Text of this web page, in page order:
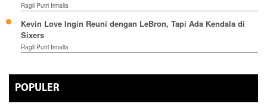
Ragil Putri Irmalia
Kevin Love Ingin Reuni dengan LeBron, Tapi Ada Kendala di
Sixers
Ragil Putri Irmalia
POPULER